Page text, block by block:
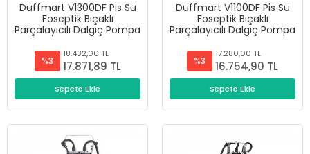
Duffmart V1300DF Pis Su
Foseptik Bıçaklı
Parçalayıcılı Dalgıç Pompa
%3
18.432,00 TL
17.871,89 TL
Sepete Ekle
Duffmart V1100DF Pis Su
Foseptik Bıçaklı
Parçalayıcılı Dalgıç Pompa
%3
17.280,00 TL
16.754,90 TL
Sepete Ekle